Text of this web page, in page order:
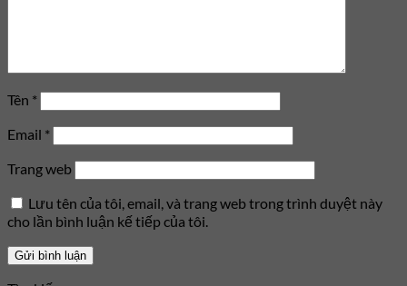
Tên *
Email *
Trang web
Lưu tên của tôi, email, và trang web trong trình duyệt này
cho lần bình luận kế tiếp của tôi.